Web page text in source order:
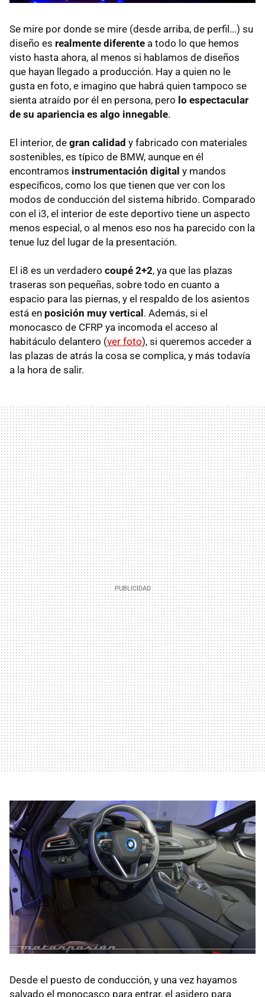
Se mire por donde se mire (desde arriba, de perfil...) su
diseño es realmente diferente a todo lo que hemos
visto hasta ahora, al menos si hablamos de diseños
que hayan llegado a producción. Hay a quien no le
gusta en foto, e imagino que habrá quien tampoco se
sienta atraído por él en persona, pero lo espectacular
de su apariencia es algo innegable.
El interior, de gran calidad y fabricado con materiales
sostenibles, es típico de BMW, aunque en él
encontramos instrumentación digital y mandos
específicos, como los que tienen que ver con los
modos de conducción del sistema híbrido. Comparado
con el i3, el interior de este deportivo tiene un aspecto
menos especial, o al menos eso nos ha parecido con la
tenue luz del lugar de la presentación.
El i8 es un verdadero coupé 2+2, ya que las plazas
traseras son pequeñas, sobre todo en cuanto a
espacio para las piernas, y el respaldo de los asientos
está en posición muy vertical. Además, si el
monocasco de CFRP ya incomoda el acceso al
habitáculo delantero (ver foto), si queremos acceder a
las plazas de atrás la cosa se complica, y más todavía
a la hora de salir.
Desde el puesto de conducción, y una vez hayamos
salvado el monocasco para entrar, el asidero para